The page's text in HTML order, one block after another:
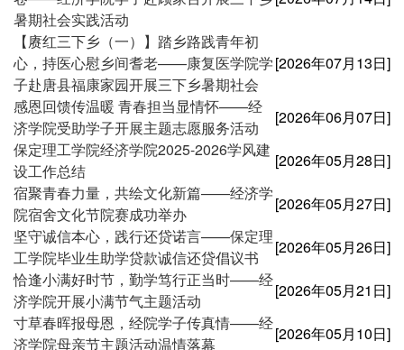
暑期社会实践活动
【赓红三下乡（一）】踏乡路践青年初
心，持医心慰乡间耆老——康复医学院学
子赴唐县福康家园开展三下乡暑期社会
[2026年07月13日]
感恩回馈传温暖 青春担当显情怀——经
济学院受助学子开展主题志愿服务活动
[2026年06月07日]
保定理工学院经济学院2025-2026学风建
设工作总结
[2026年05月28日]
宿聚青春力量，共绘文化新篇——经济学
院宿舍文化节院赛成功举办
[2026年05月27日]
坚守诚信本心，践行还贷诺言——保定理
工学院毕业生助学贷款诚信还贷倡议书
[2026年05月26日]
恰逢小满好时节，勤学笃行正当时——经
济学院开展小满节气主题活动
[2026年05月21日]
寸草春晖报母恩，经院学子传真情——经
济学院母亲节主题活动温情落幕
[2026年05月10日]